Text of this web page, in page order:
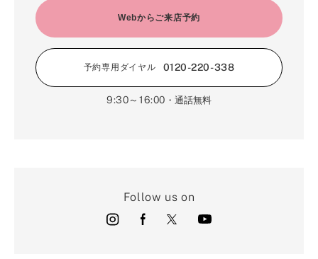
Webからご来店予約
予約専用ダイヤル 0120-220-338
9:30～16:00 ・通話無料
Follow us on